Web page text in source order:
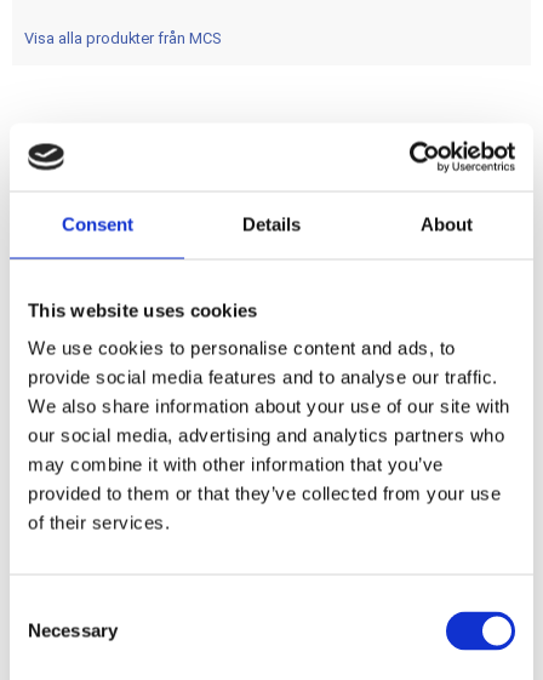
Consent Details About
This website uses cookies
We use cookies to personalise content and ads, to
provide social media features and to analyse our traffic.
We also share information about your use of our site with
our social media, advertising and analytics partners who
may combine it with other information that you’ve
provided to them or that they’ve collected from your use
of their services.
Necessary
Visa alla produkter från MCS
OEM replacement reference 91080-93 (chrome version).
Dela med dig
F
e
o
o
k
Omdömen
Du